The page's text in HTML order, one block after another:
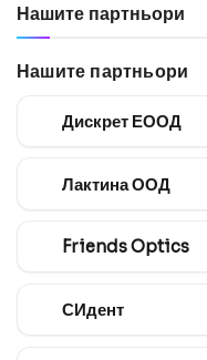
Нашите партньори
Нашите партньори
Дискрет ЕООД
Лактина ООД
Friends Optics
СИдент